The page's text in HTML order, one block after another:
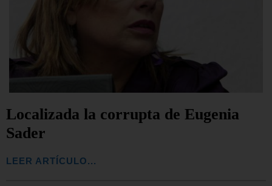
Localizada la corrupta de Eugenia
Sader
LEER ARTÍCULO...